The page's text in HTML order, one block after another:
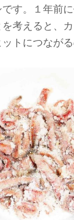
す。１年前
考えると、
トにつながる